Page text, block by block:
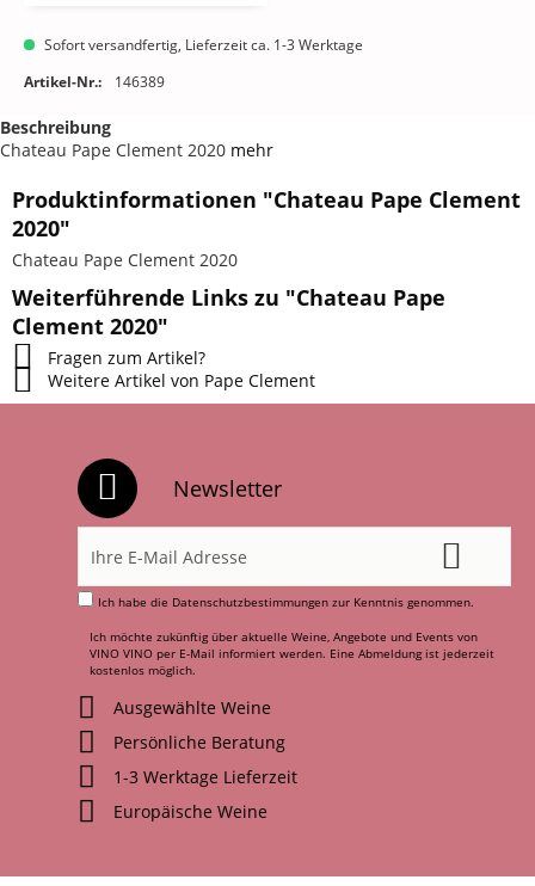
Sofort versandfertig, Lieferzeit ca. 1-3 Werktage
Artikel-Nr.:
146389
Beschreibung
Chateau Pape Clement 2020 mehr
Produktinformationen "Chateau Pape Clement
2020"
Chateau Pape Clement 2020
Weiterführende Links zu "Chateau Pape
Clement 2020"
Fragen zum Artikel?
Weitere Artikel von Pape Clement
Newsletter
Ich habe die Datenschutzbestimmungen zur Kenntnis genommen.
Ich möchte zukünftig über aktuelle Weine, Angebote und Events von
VINO VINO per E-Mail informiert werden. Eine Abmeldung ist jederzeit
kostenlos möglich.
Ausgewählte Weine
Persönliche Beratung
1-3 Werktage Lieferzeit
Europäische Weine